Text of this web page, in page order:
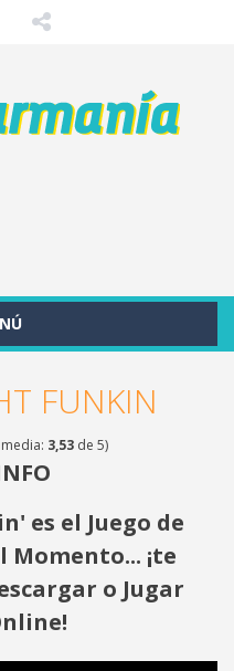
FUNKIN
3,53de 5)
es el Juego de
Momento... ¡te
o Jugar